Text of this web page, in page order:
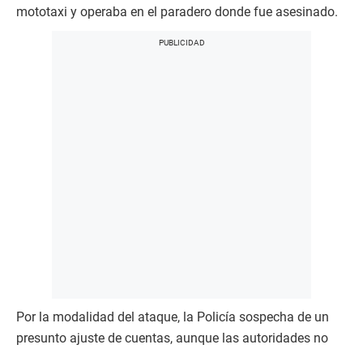
mototaxi y operaba en el paradero donde fue asesinado.
Por la modalidad del ataque, la Policía sospecha de un
presunto ajuste de cuentas, aunque las autoridades no